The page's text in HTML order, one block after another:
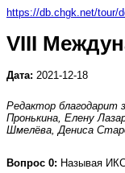
https://db.chgk.net/tour/
VIII
Дата: 2021-12-18
Редактор благодарит
Пронькина, Елену
Шмелёва, Дениса
Вопрос 0: Называя